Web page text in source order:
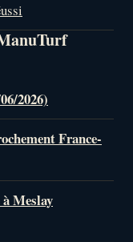
2026)
France-
à Meslay